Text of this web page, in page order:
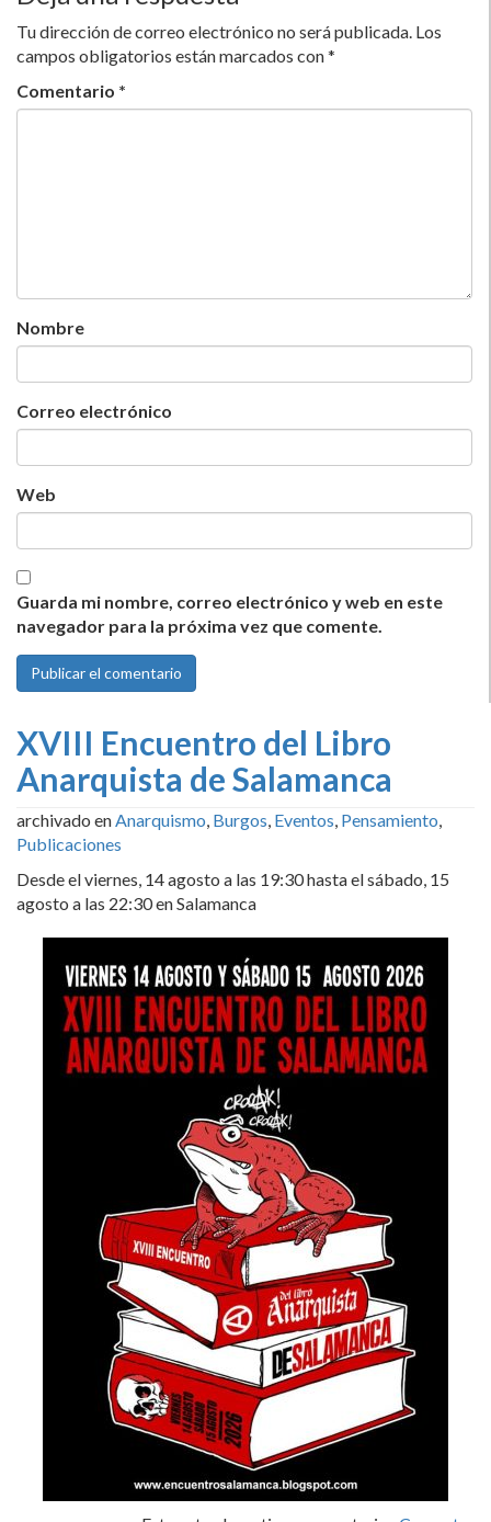
Tu dirección de correo electrónico no será publicada. Los
campos obligatorios están marcados con*
Comentario *
Nombre
Correo electrónico
Web
Guarda mi nombre, correo electrónico y web en este
navegador para la próxima vez que comente.
XVIII Encuentro del Libro
Anarquista de Salamanca
archivado enAnarquismo, Burgos, Eventos, Pensamiento,
Publicaciones
Desde el viernes, 14 agosto a las 19:30 hasta el sábado, 15
agosto a las 22:30 en Salamanca